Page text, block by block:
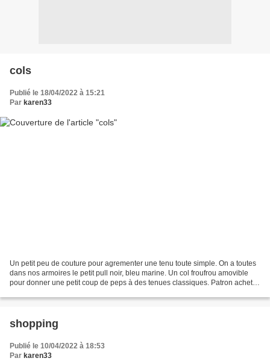
cols
Publié le 18/04/2022 à 15:21
Par karen33
Un petit peu de couture pour agrementer une tenu toute simple. On a toutes
dans nos armoires le petit pull noir, bleu marine. Un col froufrou amovible
pour donner une petit coup de peps à des tenues classiques. Patron acheté
shopping
Publié le 10/04/2022 à 18:53
Par karen33